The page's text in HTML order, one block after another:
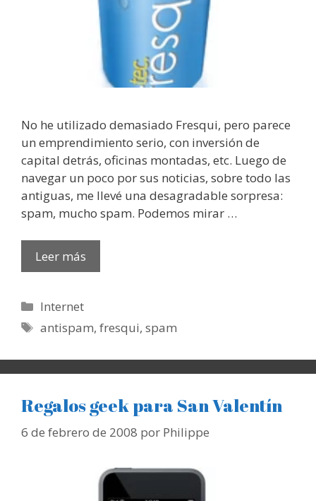
No he utilizado demasiado Fresqui, pero parece
un emprendimiento serio, con inversión de
capital detrás, oficinas montadas, etc. Luego de
navegar un poco por sus noticias, sobre todo las
antiguas, me llevé una desagradable sorpresa:
spam, mucho spam. Podemos mirar …
Leer más
Categorías
Internet
Etiquetas
antispam,fresqui,spam
Regalos geek para San Valentín
6 de febrero de 2008 por Philippe